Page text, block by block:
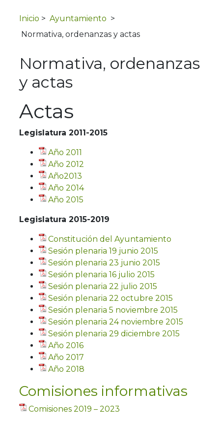
Inicio > Ayuntamiento >
Normativa, ordenanzas y actas
Normativa, ordenanzas
y actas
Actas
Legislatura 2011-2015
Año 2011
Año 2012
Año2013
Año 2014
Año 2015
Legislatura 2015-2019
Constitución del Ayuntamiento
Sesión plenaria 19 junio 2015
Sesión plenaria 23 junio 2015
Sesión plenaria 16 julio 2015
Sesión plenaria 22 julio 2015
Sesión plenaria 22 octubre 2015
Sesión plenaria 5 noviembre 2015
Sesión plenaria 24 noviembre 2015
Sesión plenaria 29 diciembre 2015
Año 2016
Año 2017
Año 2018
Comisiones informativas
Comisiones 2019 – 2023